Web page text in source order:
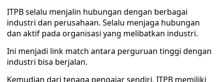
ITPB selalu menjalin hubungan dengan berbagai
industri dan perusahaan. Selalu menjaga hubungan
dan aktif pada organisasi yang melibatkan industri.
Ini menjadi link match antara perguruan tinggi dengan
industri bisa berjalan.
Kemudian dari tenaga pengajar sendiri, ITPB memiliki